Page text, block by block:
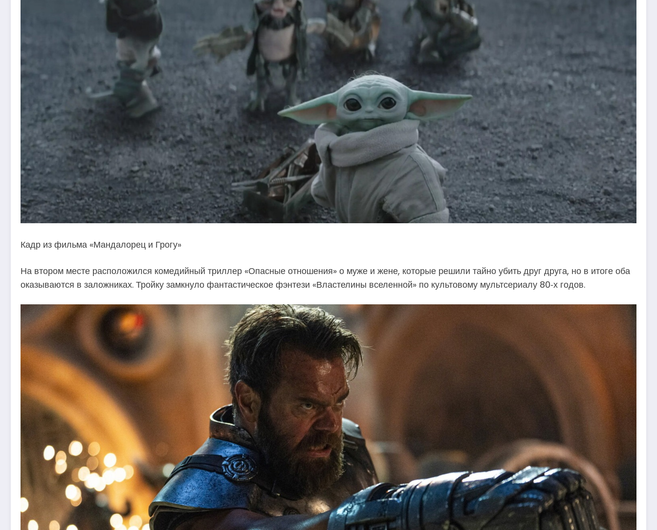
Кадр из фильма «Мандалорец и Грогу»
На втором месте расположился комедийный триллер «Опасные отношения» о муже и жене, которые решили тайно убить друг друга, но в итоге оба
оказываются в заложниках. Тройку замкнуло фантастическое фэнтези «Властелины вселенной» по культовому мультсериалу 80‑х годов.